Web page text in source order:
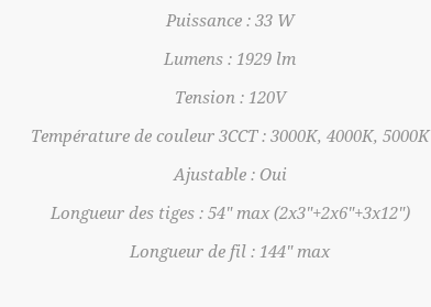
Puissance : 33 W
Lumens : 1929 lm
Tension : 120V
Température de couleur 3CCT : 3000K, 4000K, 5000K
Ajustable : Oui
Longueur des tiges : 54" max (2x3"+2x6"+3x12")
Longueur de fil : 144" max